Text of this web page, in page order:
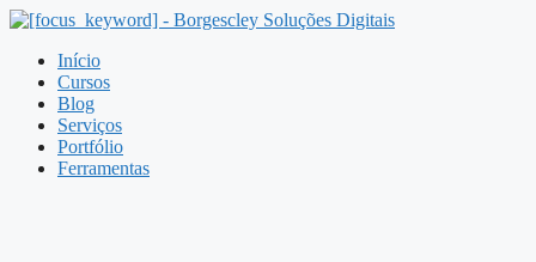
Pular
conteúdo
Início
Cursos
Blog
Serviços
Portfólio
Ferramentas